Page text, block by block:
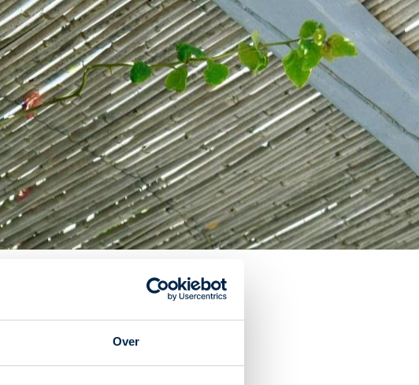
Over